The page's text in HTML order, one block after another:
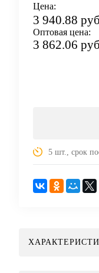
Цена:
3 940.88
Оптовая цена:
3 862.06
5 шт., срок